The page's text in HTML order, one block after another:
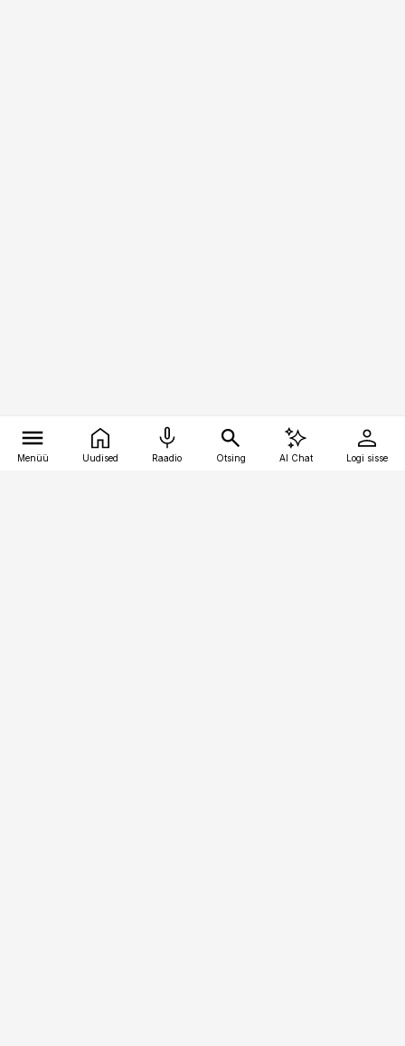
Menüü Uudised Raadio Otsing AI Chat Logi sisse